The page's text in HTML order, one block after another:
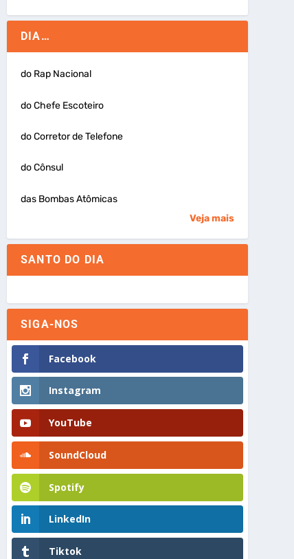
DIA…
do Rap Nacional
do Chefe Escoteiro
do Corretor de Telefone
do Cônsul
das Bombas Atômicas
Veja mais
SANTO DO DIA
SIGA-NOS
Facebook
Instagram
YouTube
SoundCloud
Spotify
LinkedIn
Tiktok